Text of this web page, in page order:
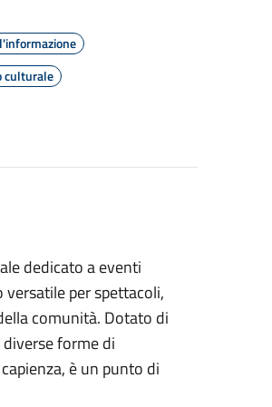
culturale
dedicato a eventi
per spettacoli,
comunità. Dotato di
forme di
è un punto di